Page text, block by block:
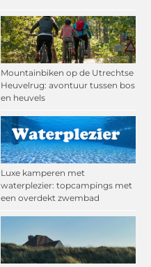
Mountainbiken op de Utrechtse
Heuvelrug: avontuur tussen bos
en heuvels
Luxe kamperen met
waterplezier: topcampings met
een overdekt zwembad